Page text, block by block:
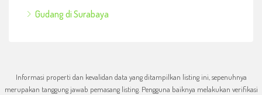
Gudang di Surabaya
Informasi properti dan kevalidan data yang ditampilkan listing ini, sepenuhnya
merupakan tanggung jawab pemasang listing. Pengguna baiknya melakukan verifikasi